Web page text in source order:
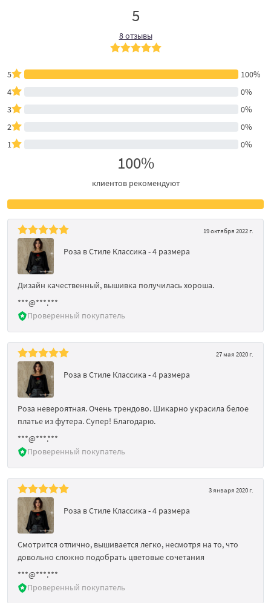
5
8 отзывы
5
100%
4
0%
3
0%
2
0%
1
0%
100%
клиентов рекомендуют
19 октября 2022 г.
Роза в Стиле Классика - 4 размера
Дизайн качественный, вышивка получилась хороша.
***@***.***
Проверенный покупатель
27 мая 2020 г.
Роза в Стиле Классика - 4 размера
Роза невероятная. Очень трендово. Шикарно украсила белое
платье из футера. Супер! Благодарю.
***@***.***
Проверенный покупатель
3 января 2020 г.
Роза в Стиле Классика - 4 размера
Смотрится отлично, вышивается легко, несмотря на то, что
довольно сложно подобрать цветовые сочетания
***@***.***
Проверенный покупатель